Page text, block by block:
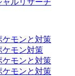
ルリサーチ
ケモンと対策
ケモン対策
ケモンと対策
ケモンと対策